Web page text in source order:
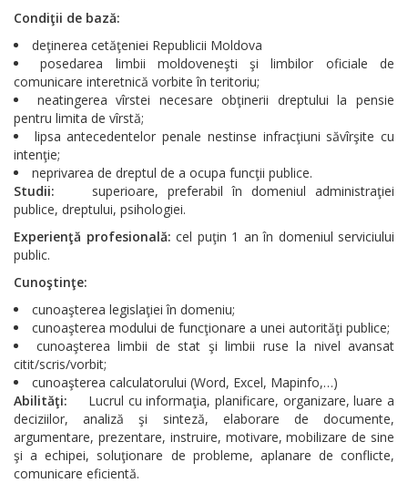
Condiţii de bază:
deţinerea cetăţeniei Republicii Moldova
posedarea limbii moldoveneşti şi limbilor oficiale de
comunicare interetnică vorbite în teritoriu;
neatingerea vîrstei necesare obţinerii dreptului la pensie
pentru limita de vîrstă;
lipsa antecedentelor penale nestinse infracţiuni săvîrşite cu
intenţie;
neprivarea de dreptul de a ocupa funcţii publice.
Studii: superioare, preferabil în domeniul administraţiei
publice, dreptului, psihologiei.
Experienţă profesională: cel puţin 1 an în domeniul serviciului
public.
Cunoştinţe:
cunoaşterea legislaţiei în domeniu;
cunoaşterea modului de funcţionare a unei autorităţi publice;
cunoaşterea limbii de stat şi limbii ruse la nivel avansat
citit/scris/vorbit;
cunoaşterea calculatorului (Word, Excel, Mapinfo,…)
Abilităţi: Lucrul cu informaţia, planificare, organizare, luare a
deciziilor, analiză şi sinteză, elaborare de documente,
argumentare, prezentare, instruire, motivare, mobilizare de sine
şi a echipei, soluţionare de probleme, aplanare de conflicte,
comunicare eficientă.